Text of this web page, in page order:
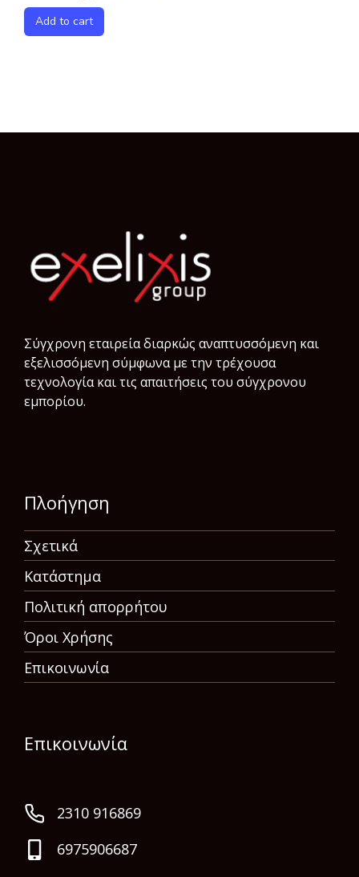
Add to cart
Σύγχρονη εταιρεία διαρκώς αναπτυσσόμενη και
εξελισσόμενη σύμφωνα µε την τρέχουσα
τεχνολογία και τις απαιτήσεις του σύγχρονου
εμπορίου.
Πλοήγηση
Σχετικά
Κατάστημα
Πολιτική απορρήτου
Όροι Χρήσης
Επικοινωνία
Επικοινωνία
2310 916869
6975906687